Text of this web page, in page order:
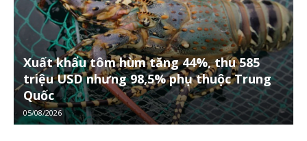
Xuất khẩu tôm hùm tăng 44%, thu 585
triệu USD nhưng 98,5% phụ thuộc Trung
Quốc
05/08/2026